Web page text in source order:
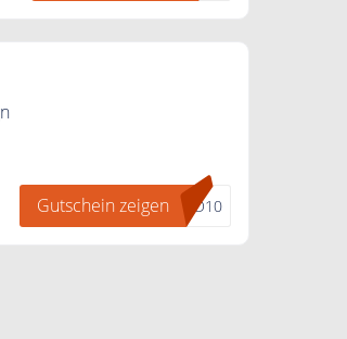
No.64
Gutschein zeigen ND10